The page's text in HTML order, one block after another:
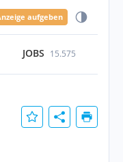
aufgeben
JOBS 15.575